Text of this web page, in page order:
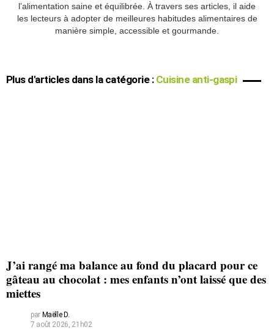
l’alimentation saine et équilibrée. À travers ses articles, il aide
les lecteurs à adopter de meilleures habitudes alimentaires de
manière simple, accessible et gourmande.
Plus d'articles dans la catégorie : Cuisine anti-gaspi
J’ai rangé ma balance au fond du placard pour ce
gâteau au chocolat : mes enfants n’ont laissé que des
miettes
par Maëlle D.
7 août 2026, 21h02